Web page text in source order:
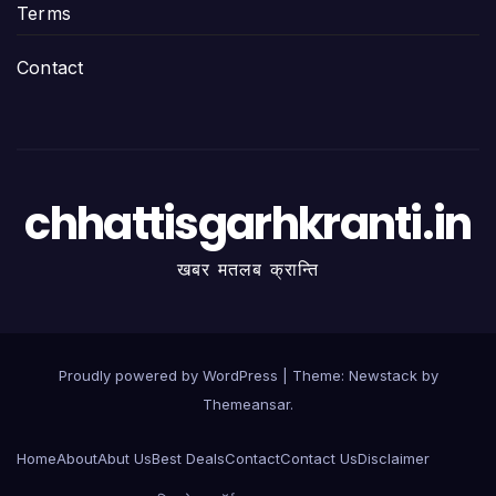
Terms
Contact
chhattisgarhkranti.in
खबर मतलब क्रान्ति
Proudly powered by WordPress Theme: Newstackby
Themeansar.
HomeAboutAbut UsBest DealsContactContact UsDisclaimer